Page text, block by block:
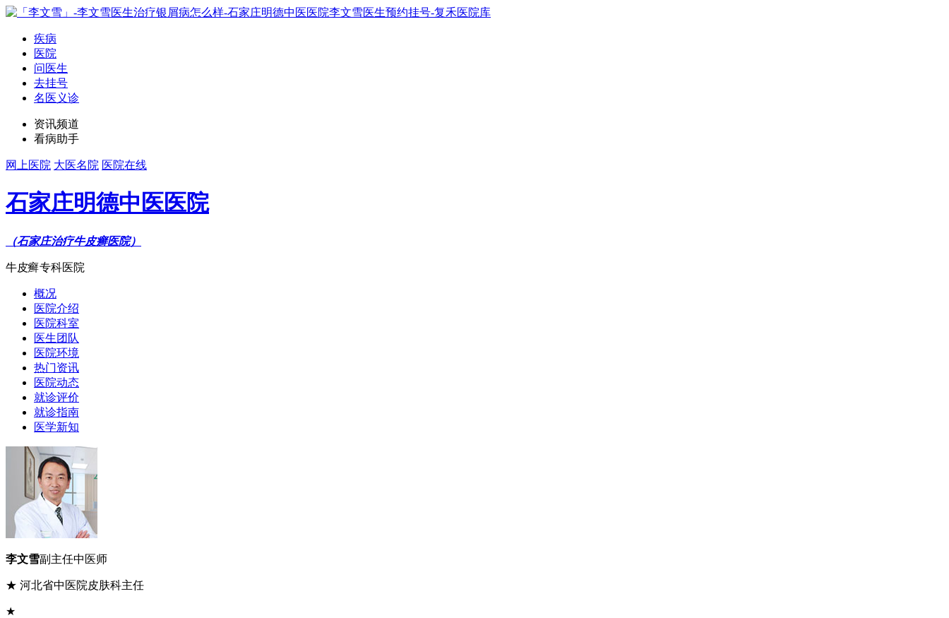
疾病
医院
问医生
去挂号
名医义诊
资讯频道
看病助手
网上医院 大医名院 医院在线
石家庄明德中医医院
（石家庄治疗牛皮癣医院）
牛皮癣专科医院
概况
医院介绍
医院科室
医生团队
医院环境
热门资讯
医院动态
就诊评价
就诊指南
医学新知
李文雪副主任中医师
★ 河北省中医院皮肤科主任
★